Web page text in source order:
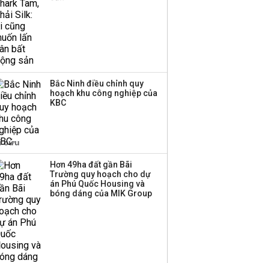
Bắc Ninh điều chỉnh quy
hoạch khu công nghiệp của
KBC
Hơn 49ha đất gần Bãi
Trường quy hoạch cho dự
án Phú Quốc Housing và
bóng dáng của MIK Group